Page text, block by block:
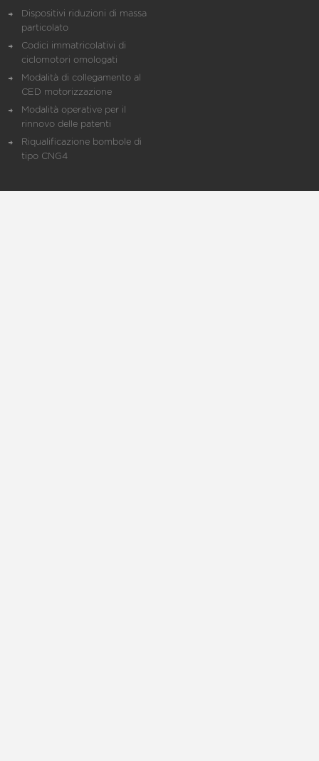
Dispositivi riduzioni di massa
particolato
Codici immatricolativi di
ciclomotori omologati
Modalità di collegamento al
CED motorizzazione
Modalità operative per il
rinnovo delle patenti
Riqualificazione bombole di
tipo CNG4